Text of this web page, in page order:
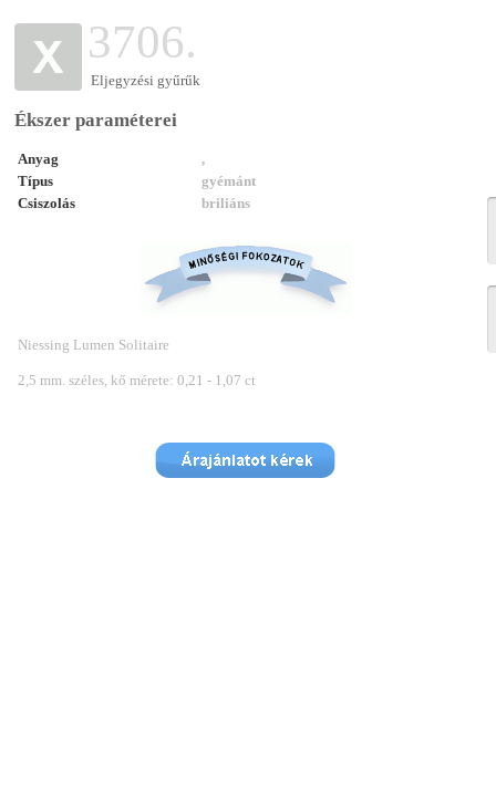
3706.
Eljegyzési gyűrűk
Ékszer paraméterei
Anyag
,
Típus
gyémánt
Csiszolás
briliáns
Niessing Lumen Solitaire
2,5 mm. széles, kő mérete: 0,21 - 1,07 ct